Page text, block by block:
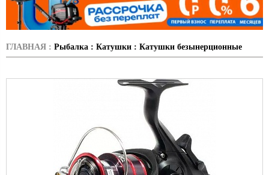
ГЛАВНАЯ : Рыбалка : Катушки : Катушки безынерционные